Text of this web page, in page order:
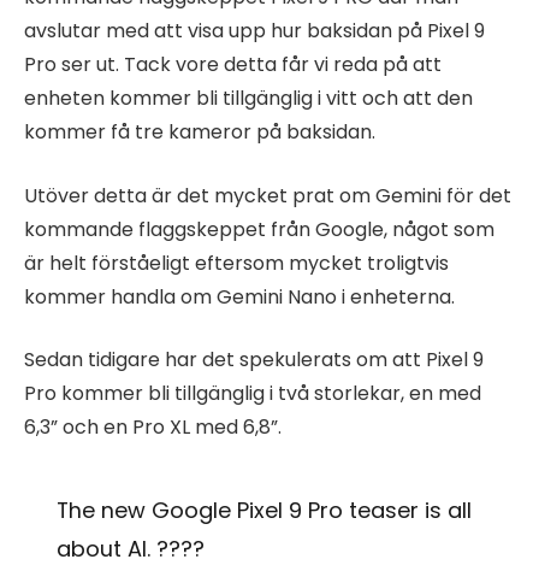
avslutar med att visa upp hur baksidan på Pixel 9
Pro ser ut. Tack vore detta får vi reda på att
enheten kommer bli tillgänglig i vitt och att den
kommer få tre kameror på baksidan.
Utöver detta är det mycket prat om Gemini för det
kommande flaggskeppet från Google, något som
är helt förståeligt eftersom mycket troligtvis
kommer handla om Gemini Nano i enheterna.
Sedan tidigare har det spekulerats om att Pixel 9
Pro kommer bli tillgänglig i två storlekar, en med
6,3” och en Pro XL med 6,8”.
The new Google Pixel 9 Pro teaser is all
about AI. ????